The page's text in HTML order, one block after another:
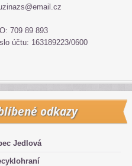
709 89 893
účtu: 163189223/0600
odkazy
Jedlová